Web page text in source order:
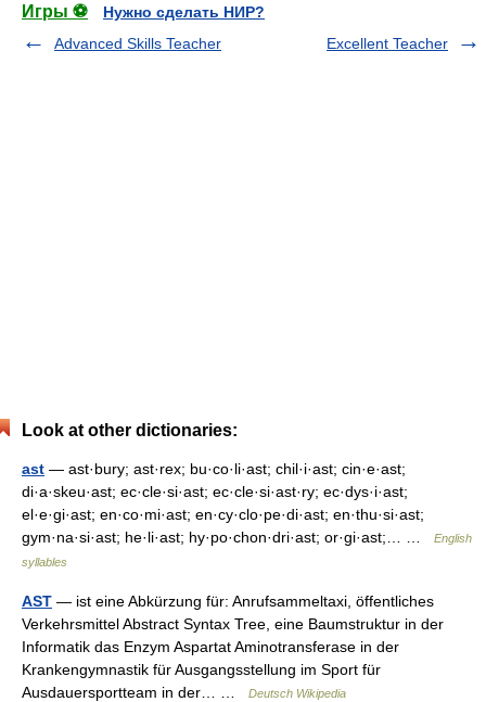
Игры ⚽
Нужно сделать НИР?
Advanced Skills Teacher
Excellent Teacher
Look at other dictionaries:
ast — ast·bury; ast·rex; bu·co·li·ast; chil·i·ast; cin·e·ast;
di·a·skeu·ast; ec·cle·si·ast; ec·cle·si·ast·ry; ec·dys·i·ast;
el·e·gi·ast; en·co·mi·ast; en·cy·clo·pe·di·ast; en·thu·si·ast;
gym·na·si·ast; he·li·ast; hy·po·chon·dri·ast; or·gi·ast;… …
English
syllables
AST — ist eine Abkürzung für: Anrufsammeltaxi, öffentliches
Verkehrsmittel Abstract Syntax Tree, eine Baumstruktur in der
Informatik das Enzym Aspartat Aminotransferase in der
Krankengymnastik für Ausgangsstellung im Sport für
Ausdauersportteam in der… …
Deutsch Wikipedia